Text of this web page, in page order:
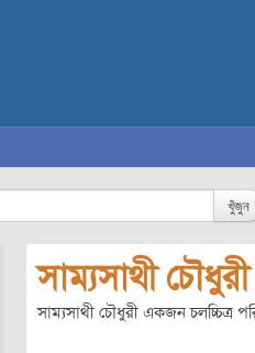
খুঁজুন
সাম্যসাথী চৌধুরী
সাম্যসাথী চৌধুরী একজন চলচ্চিত্র